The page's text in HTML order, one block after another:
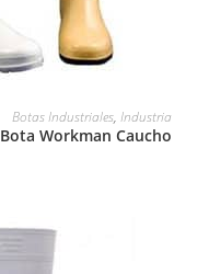
Botas Industriales,Industria
Bota Workman Caucho